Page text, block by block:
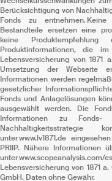
Berücksichtigung von
Fonds zu entnehmen.
Bestandteile ersetzen eine
keine
Produktinformationen, die
Lebensversicherung von 1871
Umsetzung der Webseite
Informationen werden
gesetzlicher
Fonds und Anlagelösungen
ausgewählt werden. Die
Informationen zu Fonds-
unter www.lv1871.de
PRIIP. Nähere Informationen
unter
Lebensversicherung von 1871
GmbH. Daten ohne Gewähr.